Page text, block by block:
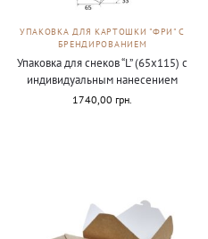
УПАКОВКА ДЛЯ КАРТОШКИ "ФРИ" С
БРЕНДИРОВАНИЕМ
Упаковка для снеков “L” (65х115) с
индивидуальным нанесением
1740,00 грн.